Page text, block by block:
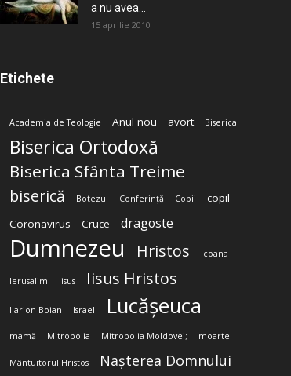
a nu avea...
15 aprilie 2010
Etichete
Academia de Teologie Anul nou avort Biserica
Biserica Ortodoxă
Biserica Sfânta Treime
biserică Botezul Conferință Copii
copil
Coronavirus
Cruce dragoste
Dumnezeu Hristos Icoana
Ierusalim Iisus Iisus Hristos
Ilarion Boian Israel Lucășeuca
mamă Mitropolia Mitropolia Moldovei; moarte
Mântuitorul Hristos Nașterea Domnului